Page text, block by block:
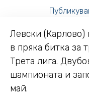
Левски
в пряка битка за
Трета лига.
шампионата и
май.